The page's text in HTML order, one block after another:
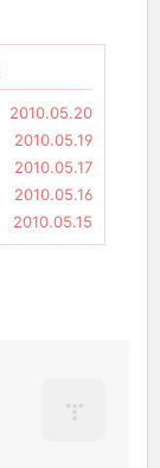
2010.05.20
2010.05.19
2010.05.17
2010.05.16
2010.05.15